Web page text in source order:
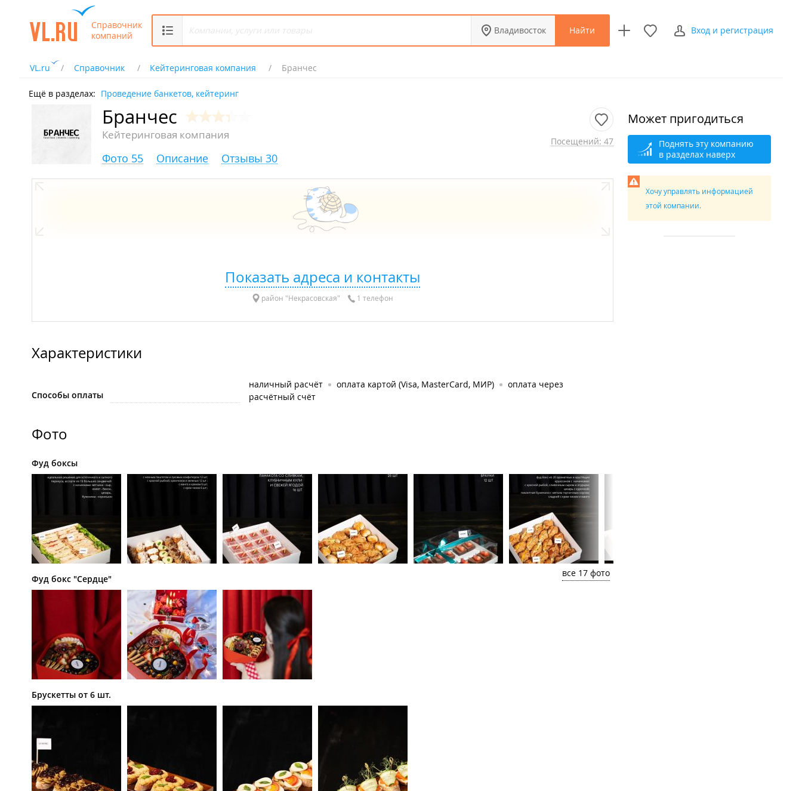
Справочник
компаний
Владивосток Найти Вход и регистрация
VL.ru Справочник Кейтеринговая компания Бранчес
Ещё в разделах: Проведение банкетов, кейтеринг
Бранчес
Кейтеринговая компания Посещений: 47
Фото 55 Описание Отзывы 30
Показать адреса и контакты
район "Некрасовская" 1 телефон
Характеристики
Способы оплаты
наличный расчёт оплата картой (Visa, MasterCard, МИР)
оплата через
расчётный счёт
Фото
Фуд боксы
все 17 фото
Фуд бокс "Сердце"
Брускетты от 6 шт.
Может пригодиться
Поднять эту компанию
в разделах наверх
Хочу управлять информацией
этой компании.